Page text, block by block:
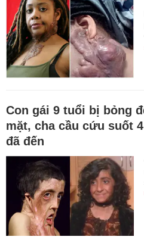
Con gái 9 tuổi bị bỏng
mặt, cha cầu cứu suốt
đã đến